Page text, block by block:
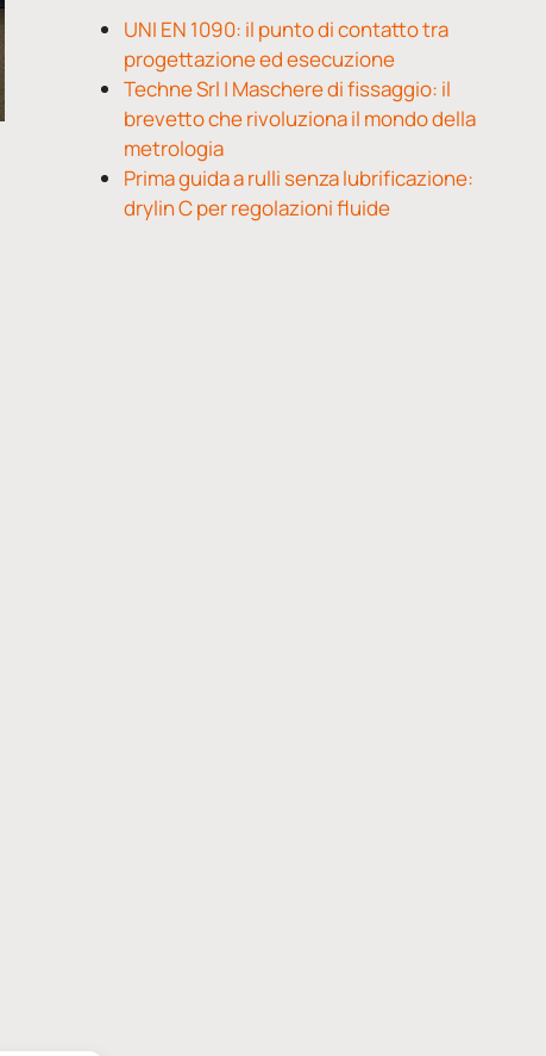
UNI EN 1090: il punto di contatto tra
progettazione ed esecuzione
Techne Srl | Maschere di fissaggio: il
brevetto che rivoluziona il mondo della
metrologia
Prima guida a rulli senza lubrificazione:
drylin C per regolazioni fluide